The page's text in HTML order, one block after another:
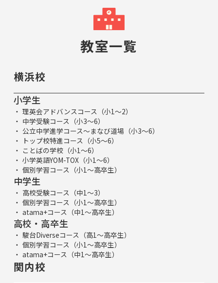
教室一覧
横浜校
小学生
理英会アドバンスコース（小1～2）
中学受験コース（小3～6）
公立中学進学コース～まなび道場（小3～6）
トップ校特進コース（小5～6）
ことばの学校（小1～6）
小学英語YOM-TOX（小1～6）
個別学習コース（小1～高卒生）
中学生
高校受験コース（中1～3）
個別学習コース（小1～高卒生）
atama+コース（中1～高卒生）
高校・高卒生
駿台Diverseコース（高1～高卒生）
個別学習コース（小1～高卒生）
atama+コース（中1～高卒生）
関内校